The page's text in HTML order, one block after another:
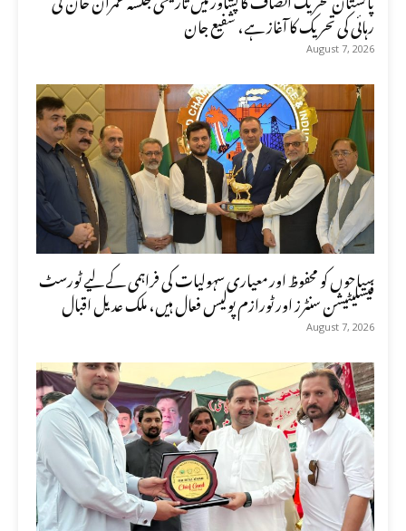
رہائی کی تحریک کا آغاز ہے، شفیع جان
August 7, 2026
سیاحوں کو محفوظ اور معیاری سہولیات کی فراہمی کے لیے ٹورسٹ
فیسلیٹیشن سنٹرز اور ٹورازم پولیس فعال ہیں، ملک عدیل اقبال
August 7, 2026